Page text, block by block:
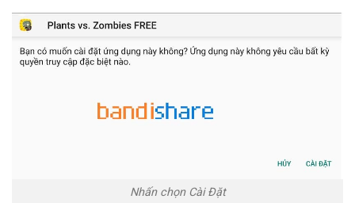
Nhấn chọn Cài Đặt